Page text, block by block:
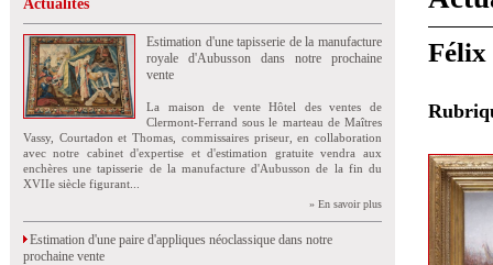
Actualités
Estimation d'une tapisserie de la manufacture
royale d'Aubusson dans notre prochaine
vente
La maison de vente Hôtel des ventes de
Clermont-Ferrand sous le marteau de Maîtres
Vassy, Courtadon et Thomas, commissaires priseur, en collaboration
avec notre cabinet d'expertise et d'estimation gratuite vendra aux
enchères une tapisserie de la manufacture d'Aubusson de la fin du
XVIIe siècle figurant...
» En savoir plus
Estimation d'une paire d'appliques néoclassique dans notre
prochaine vente
Félix